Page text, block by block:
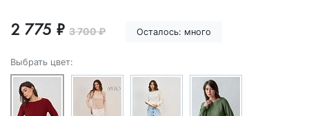
2 775 ₽ 3 700 ₽ Осталось: много
Выбрать цвет: